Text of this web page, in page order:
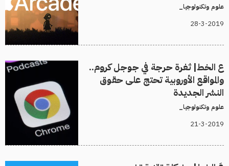
علوم وتكنولوجيا_
28-3-2019
ع الخط| ثغرة حرجة في جوجل كروم..
والمواقع الأوروبية تحتج على حقوق
النشر الجديدة
علوم وتكنولوجيا_
21-3-2019